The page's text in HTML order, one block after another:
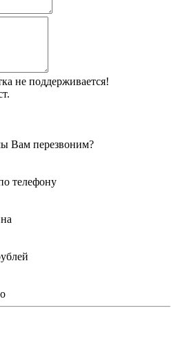
не поддерживается!
Вам перезвоним?
телефону